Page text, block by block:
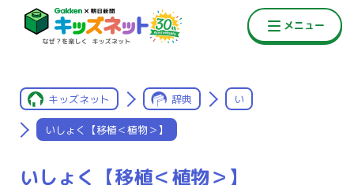
キッズネット 辞典 い
いしょく【移植＜植物＞】
いしょく【移植＜植物＞】